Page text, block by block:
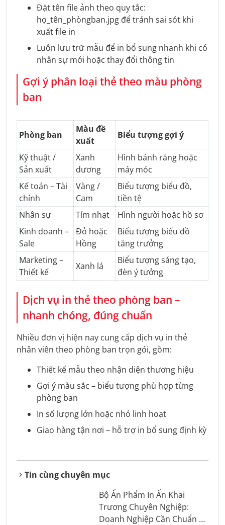
Đặt tên file ảnh theo quy tắc:
họ_tên_phòngban.jpg để tránh sai sót khi
xuất file in
Luôn lưu trữ mẫu để in bổ sung nhanh khi có
nhân sự mới hoặc thay đổi thông tin
Gợi ý phân loại thẻ theo màu phòng
ban
Phòng ban
Màu đề
xuất
Biểu tượng gợi ý
Kỹ thuật /
Sản xuất
Xanh
dương
Hình bánh răng hoặc
máy móc
Kế toán – Tài
chính
Vàng /
Cam
Biểu tượng biểu đồ,
tiền tệ
Nhân sự
Tím nhạt
Hình người hoặc hồ sơ
Kinh doanh –
Sale
Đỏ hoặc
Hồng
Biểu tượng biểu đồ
tăng trưởng
Marketing –
Thiết kế
Xanh lá
Biểu tượng sáng tạo,
đèn ý tưởng
Dịch vụ in thẻ theo phòng ban –
nhanh chóng, đúng chuẩn
Nhiều đơn vị hiện nay cung cấp dịch vụ in thẻ
nhân viên theo phòng ban trọn gói, gồm:
Thiết kế mẫu theo nhận diện thương hiệu
Gợi ý màu sắc – biểu tượng phù hợp từng
phòng ban
In số lượng lớn hoặc nhỏ linh hoạt
Giao hàng tận nơi – hỗ trợ in bổ sung định kỳ
Tin cùng chuyên mục
Bộ Ấn Phẩm In Ấn Khai
Trương Chuyên Nghiệp:
Doanh Nghiệp Cần Chuẩn Bị